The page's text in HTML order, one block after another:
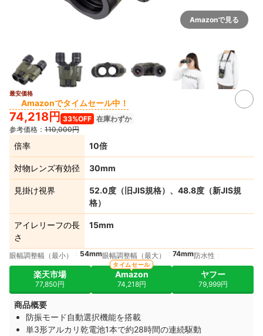
Amazonで見る
最安価格
Amazonでタイムセール中！
74,218円 33%OFF 在庫わずか
参考価格： 110,000円
倍率 10倍
対物レンズ有効径 30mm
見掛け視界
52.0度（旧JIS規格）、48.8度（新JIS規
格）
アイレリーフの長
さ
15mm
眼幅調整幅（最小） 54mm眼幅調整幅（最大） 74mm防水性
楽天市場
77,850円
Amazon
74,218円
タイムセール
ヤフー
79,999円
商品概要
防振モード自動選択機能を搭載
単3形アルカリ乾電池1本で約28時間の連続駆動